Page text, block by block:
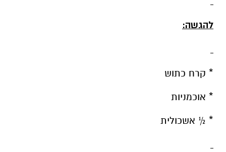
להגשה:
* קרח כתוש
* אוכמניות
* ½ אשכולית